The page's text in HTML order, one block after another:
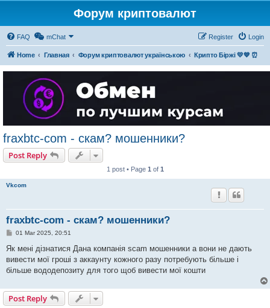
Форум криптовалют
FAQ mChat Login
Register
Home Главная Форум криптовалют українською Крипто Біржі 💛💙 ⏰
fraxbtc-com - скам? мошенники?
Post Reply
1 post • Page 1 of 1
Vkcom
fraxbtc-com - скам? мошенники?
P
s
01 Mar 2025, 20:51
Як мені дізнатися Дана компанія scam мошенники а вони не дають
вивести мої гроші з аккаунту кожного разу потребують більше і
більше вододепозиту для того щоб вивести мої кошти
Post Reply